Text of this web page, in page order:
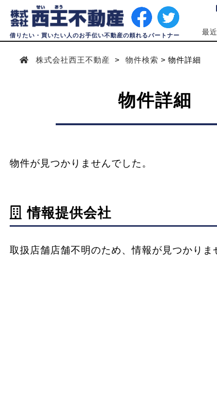
借りたい・買いたい人のお手伝い不動産の頼れるパートナー 最
株式会社西王不動産 物件検索 物件詳細
物件詳細
物件が見つかりませんでした。
情報提供会社
取扱店舗店舗不明のため、情報が見つかりま